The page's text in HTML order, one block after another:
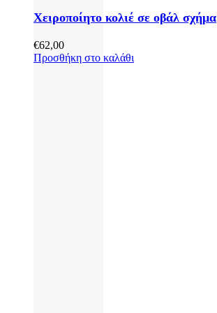
Χειροποίητο κολιέ σε οβάλ σχήμα
€62,00
Προσθήκη στο καλάθι